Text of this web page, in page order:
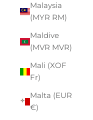
Malaysia
(MYR RM)
Maldive
(MVR MVR)
Mali (XOF
Fr)
Malta (EUR
€)